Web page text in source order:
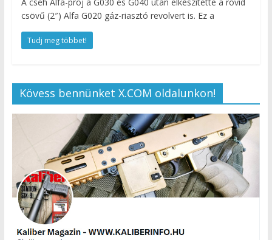
csövű (2″) Alfa G020 gáz-riasztó revolvert is. Ez a
Tudj meg többet!
Kövess bennünket X.COM oldalunkon!